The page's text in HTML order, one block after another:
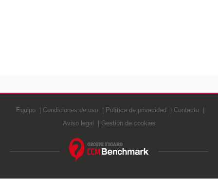
Equipo Condiciones de uso Política de privacidad
Contacto
Aviso legal
Gestión de cookies